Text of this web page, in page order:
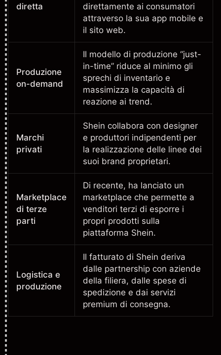
diretta
direttamente ai consumatori
attraverso la sua app mobile e
il sito web.
Produzione
on-demand
Il modello di produzione “just-
in-time” riduce al minimo gli
sprechi di inventario e
massimizza la capacità di
reazione ai trend.
Marchi
privati
Shein collabora con designer
e produttori indipendenti per
la realizzazione delle linee dei
suoi brand proprietari.
Marketplace
di terze
parti
Di recente, ha lanciato un
marketplace che permette a
venditori terzi di esporre i
propri prodotti sulla
piattaforma Shein.
Logistica e
produzione
Il fatturato di Shein deriva
dalle partnership con aziende
della filiera, dalle spese di
spedizione e dai servizi
premium di consegna.